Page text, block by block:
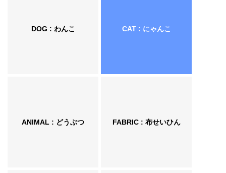
DOG : わんこ CAT : にゃんこ
ANIMAL : どうぶつ FABRIC : 布せいひん